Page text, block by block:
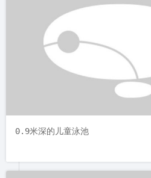
0.9米深的儿童泳池